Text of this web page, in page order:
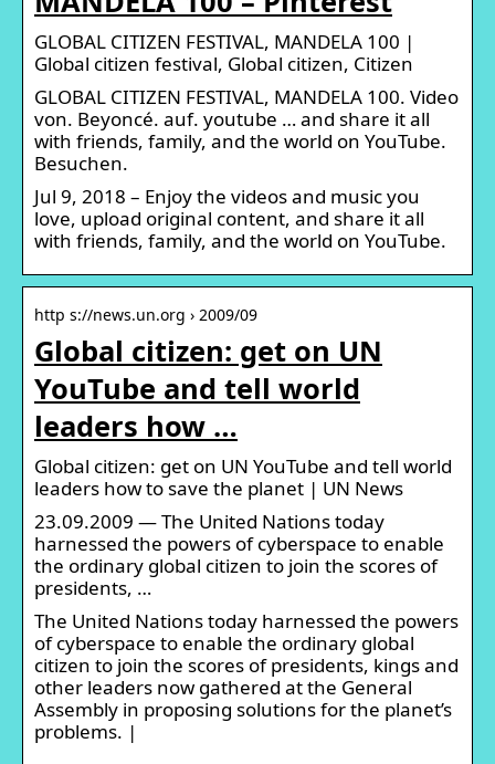
GLOBAL CITIZEN FESTIVAL, MANDELA 100 |
Global citizen festival, Global citizen, Citizen
GLOBAL CITIZEN FESTIVAL, MANDELA 100. Video
von. Beyoncé. auf. youtube … and share it all
with friends, family, and the world on YouTube.
Besuchen.
Jul 9, 2018 – Enjoy the videos and music you
love, upload original content, and share it all
with friends, family, and the world on YouTube.
http s://news.un.org › 2009/09
Global citizen: get on UN
YouTube and tell world
leaders how …
Global citizen: get on UN YouTube and tell world
leaders how to save the planet | UN News
23.09.2009 — The United Nations today
harnessed the powers of cyberspace to enable
the ordinary global citizen to join the scores of
presidents, …
The United Nations today harnessed the powers
of cyberspace to enable the ordinary global
citizen to join the scores of presidents, kings and
other leaders now gathered at the General
Assembly in proposing solutions for the planet’s
problems. |